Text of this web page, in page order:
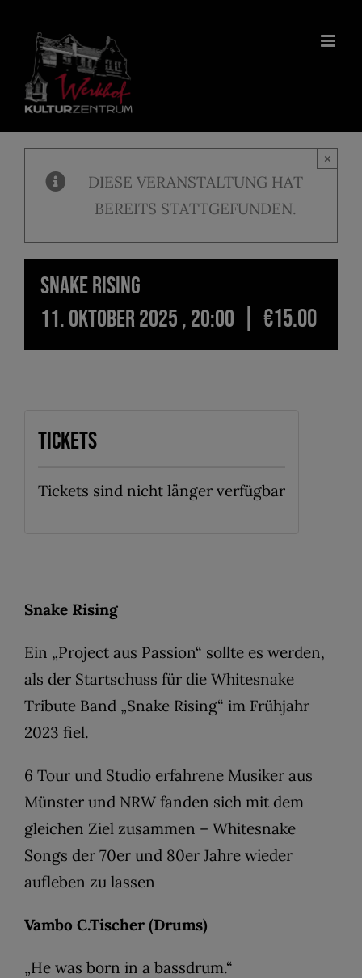
Inhalt
springen
DIESE VERANSTALTUNG HAT
BEREITS STATTGEFUNDEN.
×
Snake Rising
11. Oktober 2025 , 20:00
€15.00
Tickets
Tickets sind nicht länger verfügbar
Snake Rising
Ein „Project aus Passion“ sollte es werden,
als der Startschuss für die Whitesnake
Tribute Band „Snake Rising“ im Frühjahr
2023 fiel.
6 Tour und Studio erfahrene Musiker aus
Münster und NRW fanden sich mit dem
gleichen Ziel zusammen – Whitesnake
Songs der 70er und 80er Jahre wieder
aufleben zu lassen
Vambo C.Tischer (Drums)
„He was born in a bassdrum.“